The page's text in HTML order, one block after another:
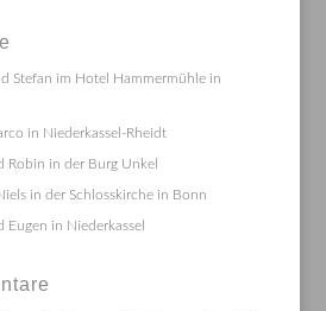
Stefan im Hotel Hammermühle in
in Niederkassel-Rheidt
Robin in der Burg Unkel
in der Schlosskirche in Bonn
in Niederkassel